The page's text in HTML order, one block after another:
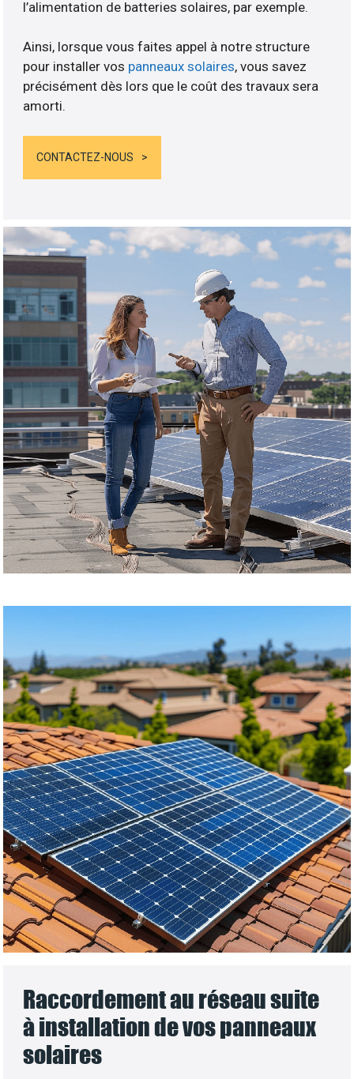
l’alimentation de batteries solaires, par exemple.
Ainsi, lorsque vous faites appel à notre structure
pour installer vos panneaux solaires, vous savez
précisément dès lors que le coût des travaux sera
amorti.
CONTACTEZ-NOUS
Raccordement au réseau suite
à installation de vos panneaux
solaires